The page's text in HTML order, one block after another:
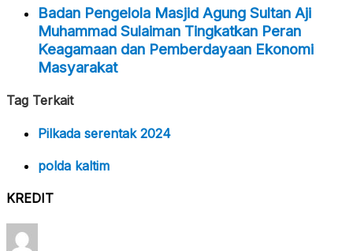
Badan Pengelola Masjid Agung Sultan Aji
Muhammad Sulaiman Tingkatkan Peran
Keagamaan dan Pemberdayaan Ekonomi
Masyarakat
Tag Terkait
Pilkada serentak 2024
polda kaltim
KREDIT